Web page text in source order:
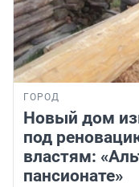
ГОРОД
Новый дом
под
властям:
пансионате»